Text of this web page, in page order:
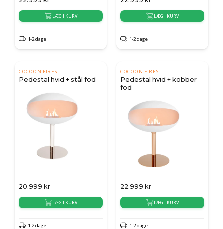
LÆG I KURV
1-2 dage
LÆG I KURV
1-2 dage
COCOON FIRES
Pedestal hvid + stål fod
20.999 kr
LÆG I KURV
1-2 dage
COCOON FIRES
Pedestal hvid + kobber
fod
22.999 kr
LÆG I KURV
1-2 dage